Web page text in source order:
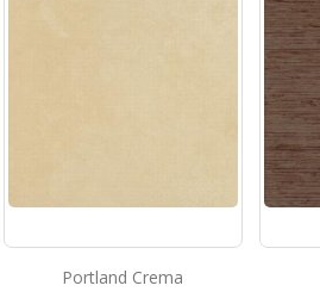
Portland Crema